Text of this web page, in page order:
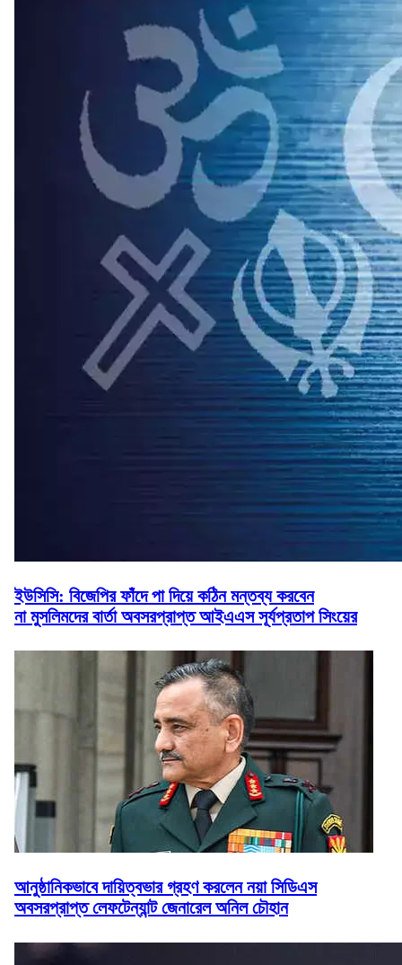
ইউসিসি: বিজেপির ফাঁদে পা দিয়ে কঠিন মন্তব্য করবেন
না মুসলিমদের বার্তা অবসরপ্রাপ্ত আইএএস সূর্যপ্রতাপ সিংয়ের
আনুষ্ঠানিকভাবে দায়িত্বভার গ্রহণ করলেন নয়া সিডিএস
অবসরপ্রাপ্ত লেফটেন্যান্ট জেনারেল অনিল চৌহান